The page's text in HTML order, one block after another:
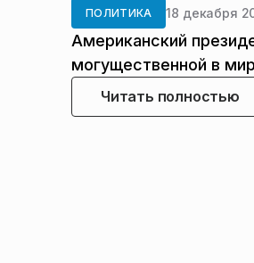
ПОЛИТИКА 18 декабря
Американский
могущественной в
Читать полностью